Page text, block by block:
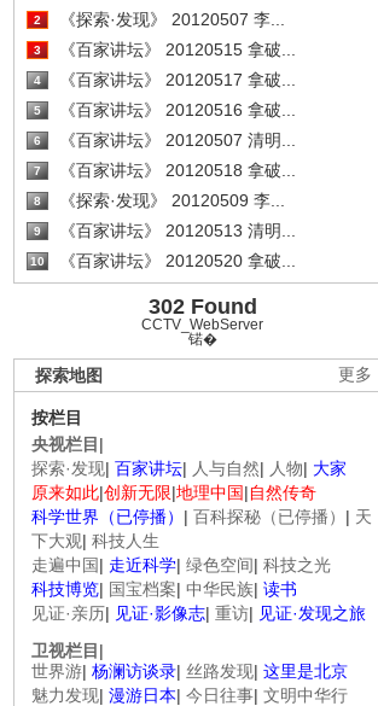
2 《探索·发现》 20120507 李...
3 《百家讲坛》 20120515 拿破...
4 《百家讲坛》 20120517 拿破...
5 《百家讲坛》 20120516 拿破...
6 《百家讲坛》 20120507 清明...
7 《百家讲坛》 20120518 拿破...
8 《探索·发现》 20120509 李...
9 《百家讲坛》 20120513 清明...
10 《百家讲坛》 20120520 拿破...
302 Found
CCTV_WebServer
锘�
更多
探索地图
按栏目
央视栏目 |
探索·发现| 百家讲坛| 人与自然| 人物| 大家
原来如此|创新无限|地理中国|自然传奇
科学世界（已停播） | 百科探秘（已停播） | 天
下大观| 科技人生
走遍中国| 走近科学| 绿色空间| 科技之光
科技博览| 国宝档案| 中华民族| 读书
见证·亲历| 见证·影像志| 重访| 见证·发现之旅
卫视栏目 |
世界游| 杨澜访谈录| 丝路发现| 这里是北京
魅力发现| 漫游日本| 今日往事| 文明中华行